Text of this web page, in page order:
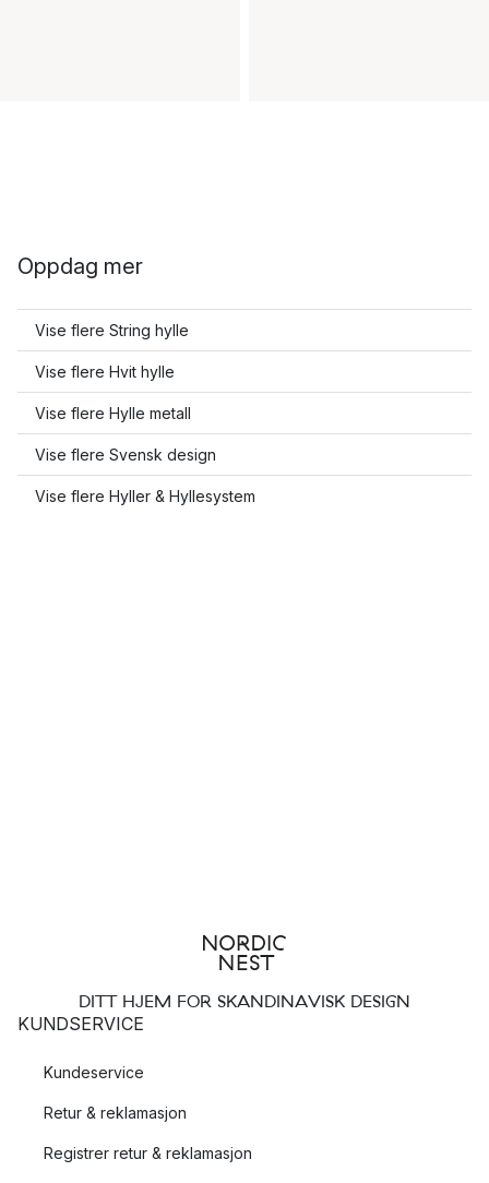
Oppdag mer
Vise flere String hylle
Vise flere Hvit hylle
Vise flere Hylle metall
Vise flere Svensk design
Vise flere Hyller & Hyllesystem
DITT HJEM FOR SKANDINAVISK DESIGN
KUNDSERVICE
Kundeservice
Retur & reklamasjon
Registrer retur & reklamasjon